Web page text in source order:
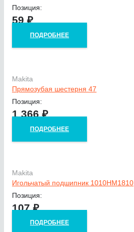
Позиция:
59₽
ПОДРОБНЕЕ
Makita
Прямозубая шестерня 47
Позиция:
1 366₽
ПОДРОБНЕЕ
Makita
Игольчатый подшипник 1010HM1810
Позиция:
107₽
ПОДРОБНЕЕ